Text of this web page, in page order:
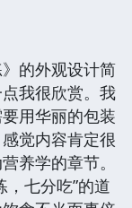
的外观设计简
我很欣赏。我
用华丽的包装
觉内容肯定很
养学的章节。
七分吃”的道